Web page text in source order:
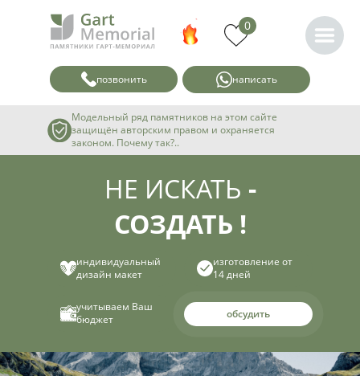
0
позвонить написать
Модельный ряд памятников на этом сайте
защищён авторским правом и охраняется
законом. Почему так?..
НЕ ИСКАТЬ -
СОЗДАТЬ !
индивидуальный
дизайн макет
изготовление от
14 дней
учитываем Ваш
бюджет
обсудить